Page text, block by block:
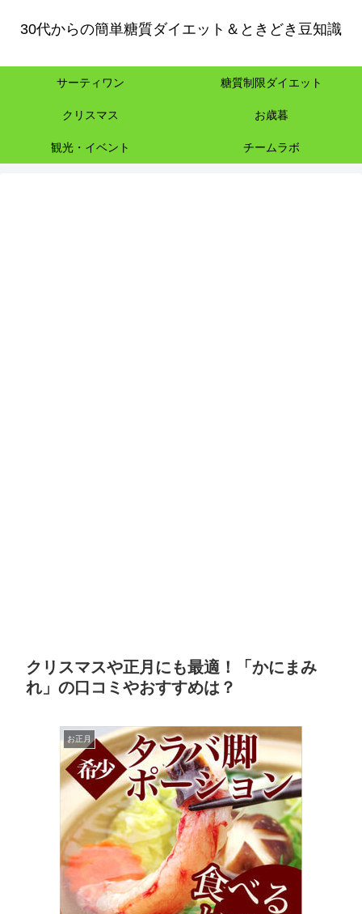
30代からの簡単糖質ダイエット＆ときどき豆知識
サーティワン 糖質制限ダイエット
クリスマス お歳暮
観光・イベント チームラボ
クリスマスや正月にも最適！「かにまみ
れ」の口コミやおすすめは？
お正月